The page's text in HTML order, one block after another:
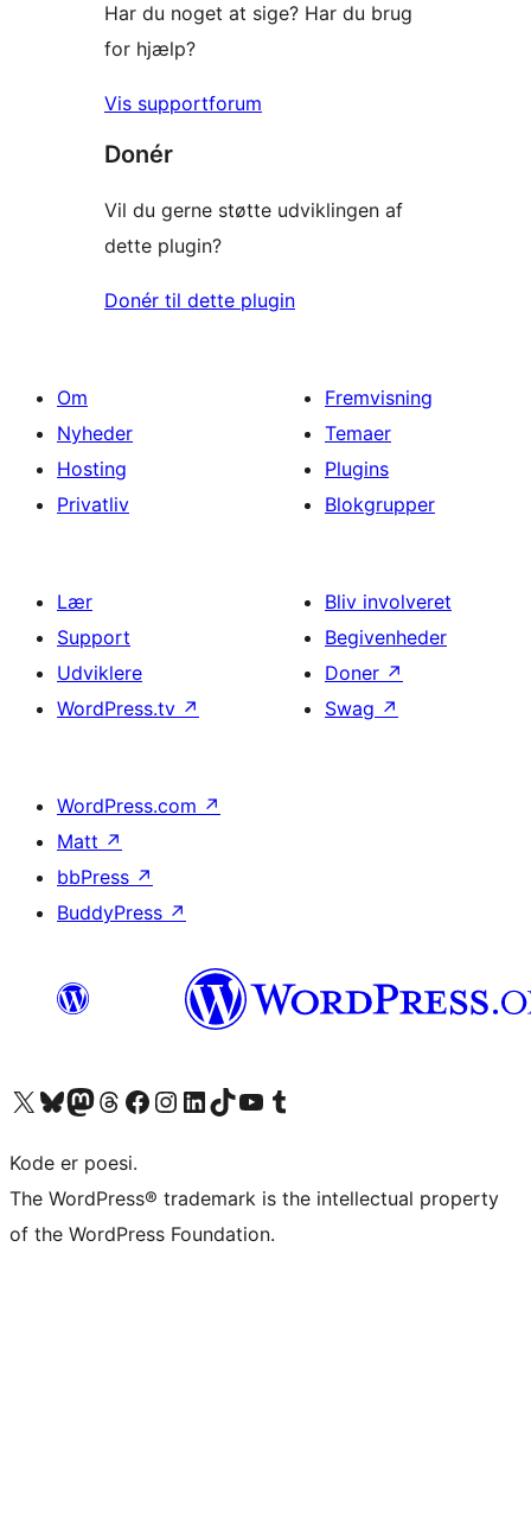
Har du noget at sige? Har du brug
for hjælp?
Vis supportforum
Donér
Vil du gerne støtte udviklingen af
dette plugin?
Donér til dette plugin
Om
Nyheder
Hosting
Privatliv
Fremvisning
Temaer
Plugins
Blokgrupper
Lær
Support
Udviklere
WordPress.tv ↗
Bliv involveret
Begivenheder
Doner ↗
Swag ↗
WordPress.com ↗
Matt ↗
bbPress ↗
BuddyPress ↗
Besøg vores X (tidligere Twitter) konto
Besøg vores Bluesky-konto
Besøg vores Mastodon konto
Besøg vores Threads-konto
Besøg vores Facebook sideBesøg vores Instagram konto
Besøg vores LinkedIn konto
Besøg vores TikTok-konto
Besøg vores YouTube-kanalBesøg vores Tumblr-konto
Kode er poesi.
The WordPress® trademark is the intellectual property
of the WordPress Foundation.